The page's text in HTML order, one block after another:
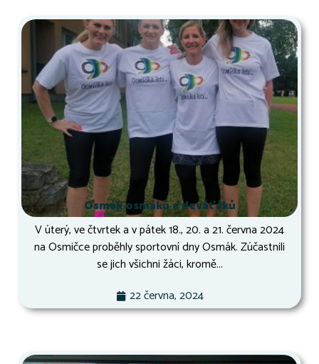
Osmák osmáků a deváťáků
V úterý, ve čtvrtek a v pátek 18., 20. a 21. června 2024
na Osmičce proběhly sportovní dny Osmák. Zúčastnili
se jich všichni žáci, kromě...
22 června, 2024